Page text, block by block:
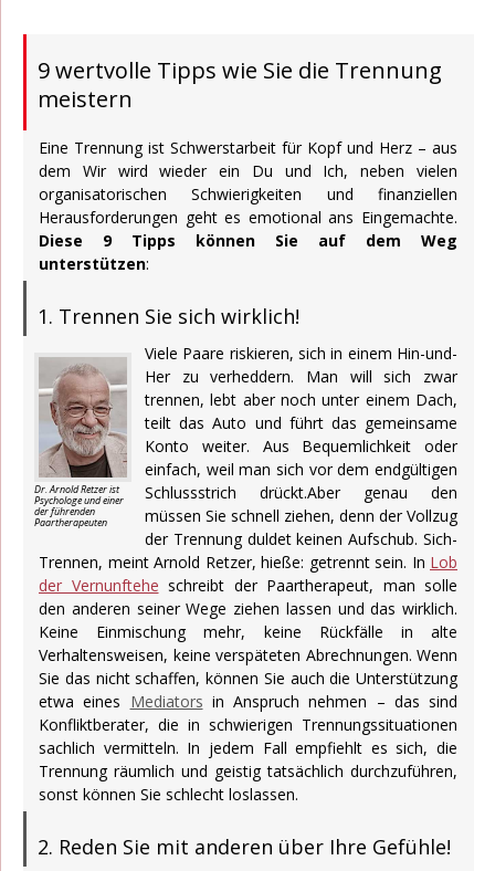
9 wertvolle Tipps wie Sie die Trennung
meistern
Eine Trennung ist Schwerstarbeit für Kopf und Herz – aus
dem Wir wird wieder ein Du und Ich, neben vielen
organisatorischen Schwierigkeiten und finanziellen
Herausforderungen geht es emotional ans Eingemachte.
Diese 9 Tipps können Sie auf dem Weg
unterstützen:
1. Trennen Sie sich wirklich!
Dr. Arnold Retzer ist
Psychologe und einer
der führenden
Paartherapeuten
Viele Paare riskieren, sich in einem Hin-und-
Her zu verheddern. Man will sich zwar
trennen, lebt aber noch unter einem Dach,
teilt das Auto und führt das gemeinsame
Konto weiter. Aus Bequemlichkeit oder
einfach, weil man sich vor dem endgültigen
Schlussstrich drückt.Aber genau den
müssen Sie schnell ziehen, denn der Vollzug
der Trennung duldet keinen Aufschub. Sich-
Trennen, meint Arnold Retzer, hieße: getrennt sein. In Lob
der Vernunftehe schreibt der Paartherapeut, man solle
den anderen seiner Wege ziehen lassen und das wirklich.
Keine Einmischung mehr, keine Rückfälle in alte
Verhaltensweisen, keine verspäteten Abrechnungen. Wenn
Sie das nicht schaffen, können Sie auch die Unterstützung
etwa eines Mediators in Anspruch nehmen – das sind
Konfliktberater, die in schwierigen Trennungssituationen
sachlich vermitteln. In jedem Fall empfiehlt es sich, die
Trennung räumlich und geistig tatsächlich durchzuführen,
sonst können Sie schlecht loslassen.
2. Reden Sie mit anderen über Ihre Gefühle!